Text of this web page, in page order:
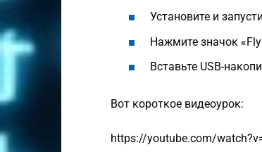
Установите и
Нажмите значок
Вставьте USB-
Вот короткое видеоурок:
https://youtube.com/